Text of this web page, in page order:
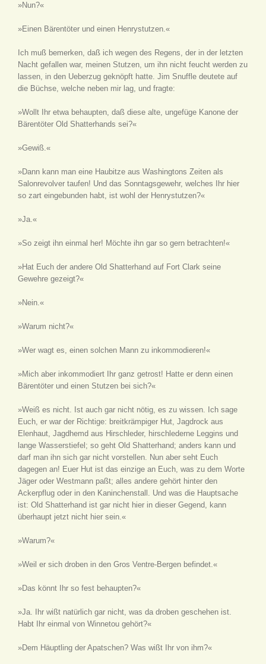
»Nun?«
»Einen Bärentöter und einen Henrystutzen.«
Ich muß bemerken, daß ich wegen des Regens, der in der letzten
Nacht gefallen war, meinen Stutzen, um ihn nicht feucht werden zu
lassen, in den Ueberzug geknöpft hatte. Jim Snuffle deutete auf
die Büchse, welche neben mir lag, und fragte:
»Wollt Ihr etwa behaupten, daß diese alte, ungefüge Kanone der
Bärentöter Old Shatterhands sei?«
»Gewiß.«
»Dann kann man eine Haubitze aus Washingtons Zeiten als
Salonrevolver taufen! Und das Sonntagsgewehr, welches Ihr hier
so zart eingebunden habt, ist wohl der Henrystutzen?«
»Ja.«
»So zeigt ihn einmal her! Möchte ihn gar so gern betrachten!«
»Hat Euch der andere Old Shatterhand auf Fort Clark seine
Gewehre gezeigt?«
»Nein.«
»Warum nicht?«
»Wer wagt es, einen solchen Mann zu inkommodieren!«
»Mich aber inkommodiert Ihr ganz getrost! Hatte er denn einen
Bärentöter und einen Stutzen bei sich?«
»Weiß es nicht. Ist auch gar nicht nötig, es zu wissen. Ich sage
Euch, er war der Richtige: breitkrämpiger Hut, Jagdrock aus
Elenhaut, Jagdhemd aus Hirschleder, hirschlederne Leggins und
lange Wasserstiefel; so geht Old Shatterhand; anders kann und
darf man ihn sich gar nicht vorstellen. Nun aber seht Euch
dagegen an! Euer Hut ist das einzige an Euch, was zu dem Worte
Jäger oder Westmann paßt; alles andere gehört hinter den
Ackerpflug oder in den Kaninchenstall. Und was die Hauptsache
ist: Old Shatterhand ist gar nicht hier in dieser Gegend, kann
überhaupt jetzt nicht hier sein.«
»Warum?«
»Weil er sich droben in den Gros Ventre-Bergen befindet.«
»Das könnt Ihr so fest behaupten?«
»Ja. Ihr wißt natürlich gar nicht, was da droben geschehen ist.
Habt Ihr einmal von Winnetou gehört?«
»Dem Häuptling der Apatschen? Was wißt Ihr von ihm?«